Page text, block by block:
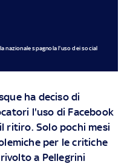
nazionale spagnola l'uso dei social
ha deciso di
l'uso di Facebook
ritiro. Solo pochi mesi
per le critiche
a Pellegrini